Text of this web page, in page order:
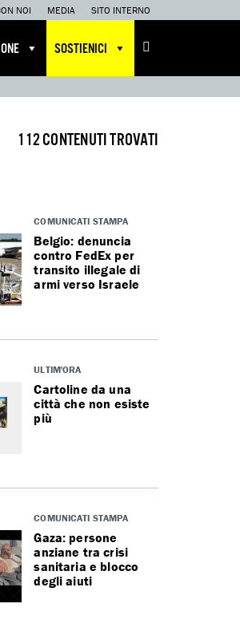
NOI MEDIA SITO INTERNO
SOSTIENICI
112 CONTENUTI TROVATI
COMUNICATI STAMPA
Belgio: denuncia
contro FedEx per
transito illegale di
armi verso Israele
ULTIM'ORA
Cartoline da una
città che non esiste
più
COMUNICATI STAMPA
Gaza: persone
anziane tra crisi
sanitaria e blocco
degli aiuti